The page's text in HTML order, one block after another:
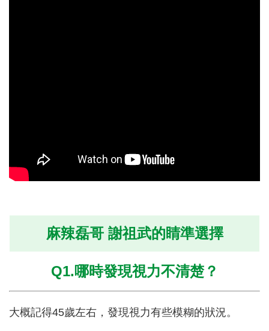
麻辣磊哥 謝祖武的睛準選擇
Q1.哪時發現視力不清楚？
大概記得45歲左右，發現視力有些模糊的狀況。